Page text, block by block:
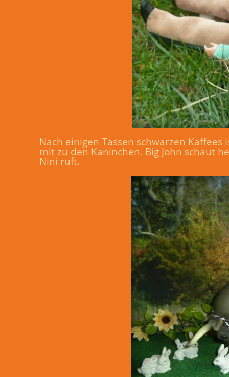
Nach einigen Tassen schwarzen
mit zu den Kaninchen. Big John schaut
Nini ruft.